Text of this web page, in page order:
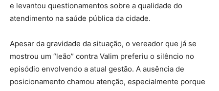
e levantou questionamentos sobre a qualidade do
atendimento na saúde pública da cidade.
Apesar da gravidade da situação, o vereador que já se
mostrou um “leão” contra Valim preferiu o silêncio no
episódio envolvendo a atual gestão. A ausência de
posicionamento chamou atenção, especialmente porque